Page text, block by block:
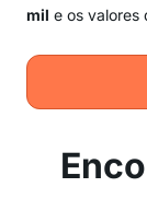
mil e os valores